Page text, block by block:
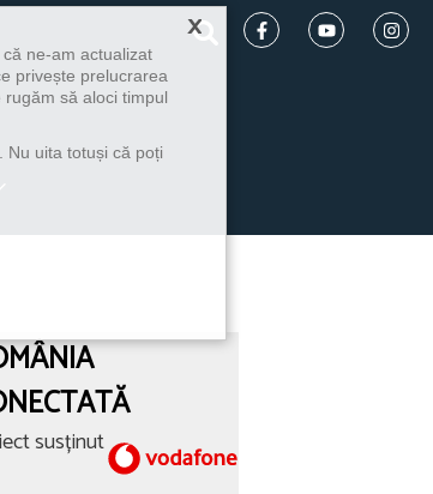
susținut
×
ne-am actualizat
privește prelucrarea
să aloci timpul
Nu uita totuși că poți